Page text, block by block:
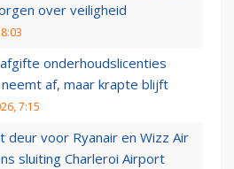
over veiligheid
onderhoudslicenties
af, maar krapte blijft
7:15
deur voor Ryanair en Wizz Air
sluiting Charleroi Airport